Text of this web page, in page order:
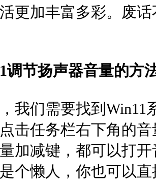
更加丰富多彩。废
调节扬声器音量的方
我们需要找到Win11
击任务栏右下角的
加减键，都可以打
个懒人，你也可以